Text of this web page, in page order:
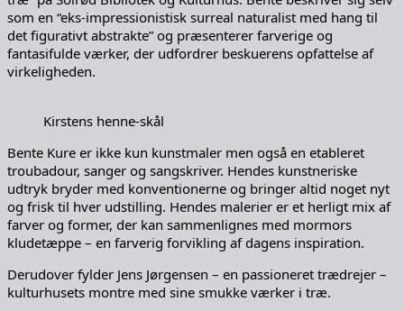
som en “eks-impressionistisk surreal naturalist med hang til
det figurativt abstrakte” og præsenterer farverige og
fantasifulde værker, der udfordrer beskuerens opfattelse af
virkeligheden.
Kirstens henne-skål
Bente Kure er ikke kun kunstmaler men også en etableret
troubadour, sanger og sangskriver. Hendes kunstneriske
udtryk bryder med konventionerne og bringer altid noget nyt
og frisk til hver udstilling. Hendes malerier er et herligt mix af
farver og former, der kan sammenlignes med mormors
kludetæppe – en farverig forvikling af dagens inspiration.
Derudover fylder Jens Jørgensen – en passioneret trædrejer –
kulturhusets montre med sine smukke værker i træ.